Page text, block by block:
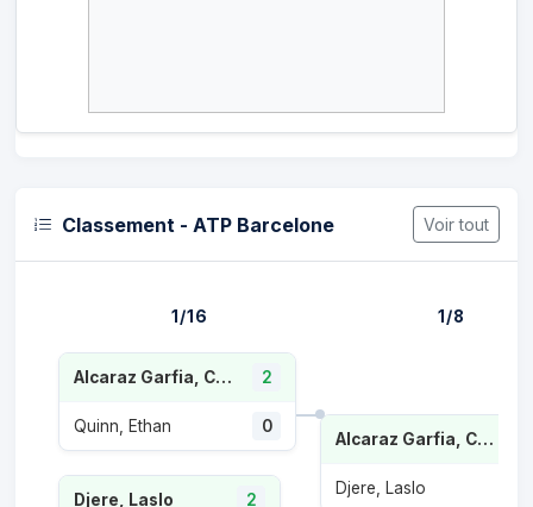
Classement - ATP Barcelone Voir tout
1/16
Alcaraz Garfia, Carlos 2
Quinn, Ethan 0
Djere, Laslo 2
1/8
Alcaraz Garfia, Carlos
Djere, Laslo